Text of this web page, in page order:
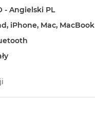
- Angielski PL
iPhone, Mac, MacBook